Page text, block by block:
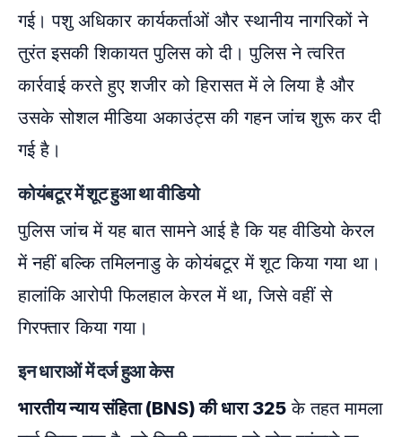
गई। पशु अधिकार कार्यकर्ताओं और स्थानीय नागरिकों ने
तुरंत इसकी शिकायत पुलिस को दी। पुलिस ने त्वरित
कार्रवाई करते हुए शजीर को हिरासत में ले लिया है और
उसके सोशल मीडिया अकाउंट्स की गहन जांच शुरू कर दी
गई है।
कोयंबटूर में शूट हुआ था वीडियो
पुलिस जांच में यह बात सामने आई है कि यह वीडियो केरल
में नहीं बल्कि तमिलनाडु के कोयंबटूर में शूट किया गया था।
हालांकि आरोपी फिलहाल केरल में था, जिसे वहीं से
गिरफ्तार किया गया।
इन धाराओं में दर्ज हुआ केस
भारतीय न्याय संहिता (BNS) की धारा 325 के तहत मामला